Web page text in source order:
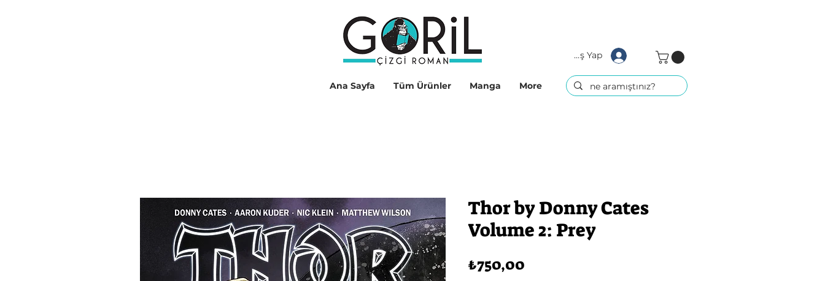
Ana Sayfa Tüm Ürünler Manga More
Giriş Yap
Thor by Donny Cates
Volume 2: Prey
₺750,00